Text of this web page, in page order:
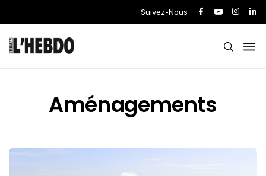
Suivez-Nous
Aménagements